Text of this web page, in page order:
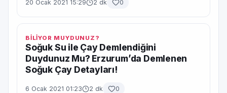
20 Ocak 2021 15:29 2 dk 0
BİLİYOR MUYDUNUZ?
Soğuk Su ile Çay Demlendiğini
Duydunuz Mu? Erzurum’da Demlenen
Soğuk Çay Detayları!
6 Ocak 2021 01:23 2 dk 0